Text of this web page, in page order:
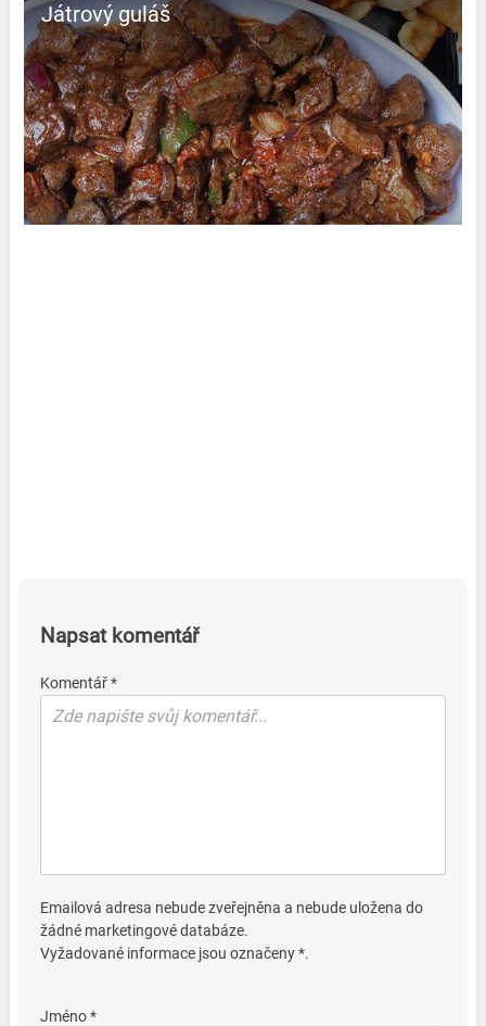
Játrový guláš
Napsat komentář
Komentář *
Emailová adresa nebude zveřejněna a nebude uložena do
žádné marketingové databáze.
Vyžadované informace jsou označeny *.
Jméno *